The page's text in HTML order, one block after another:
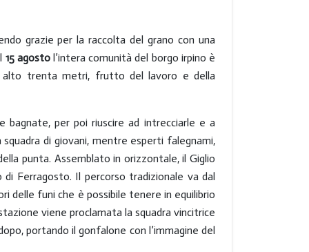
grazie per la raccolta del grano con una
15 agostol’intera comunità del borgo irpino è
alto trenta metri, frutto del lavoro e della
bagnate, per poi riuscire ad intrecciarle e a
di giovani, mentre esperti falegnami,
punta. Assemblato in orizzontale, il Giglio
Ferragosto. Il percorso tradizionale va dal
delle funi che è possibile tenere in equilibrio
viene proclamata la squadra vincitrice
portando il gonfalone con l’immagine del